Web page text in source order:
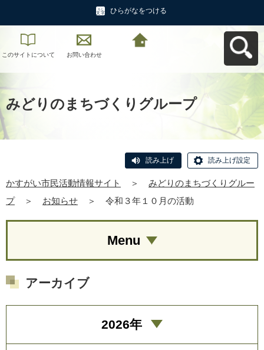
ひらがなをつける
このサイトについて お問い合わせ
みどりのまちづくりグループ
読み上げ 読み上げ設定
かすがい市民活動情報サイト ＞
みどりのまちづくりグルー
プ
＞ お知らせ ＞ 令和３年１０月の活動
Menu
アーカイブ
2026年